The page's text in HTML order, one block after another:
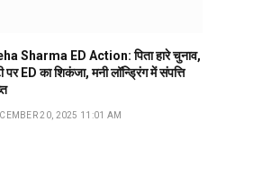
Sharma ED Action: पिता हारे चुनाव,
पर ED का शिकंजा, मनी लॉन्ड्रिंग में संपत्ति
20, 2025 11:01 AM